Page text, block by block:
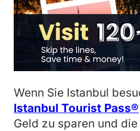
Wenn Sie Istanbul
Istanbul Tourist Pass®
Geld zu sparen und